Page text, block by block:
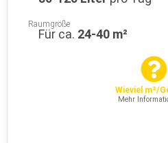
Raumgröße
Für ca. 24-40 m²
Wieviel m²/
Mehr